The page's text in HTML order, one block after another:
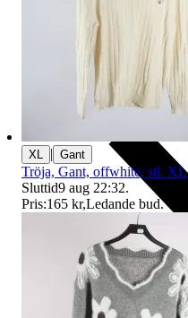
XL | Gant
Tröja, Gant, offwhite, stl. XL
Sluttid9 aug 22:32.
Pris:165 kr,Ledande bud.